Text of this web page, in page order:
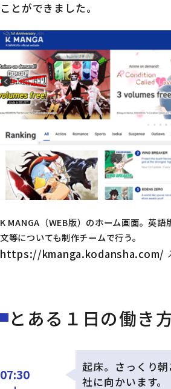
ことができました。
K MANGA（WEB版）のホーム画面。英
文等についても制作チームで行う。
https://kmanga.kodansha.com/
とある１日の働き
07:30
起床。さっくり
社に向かいます。